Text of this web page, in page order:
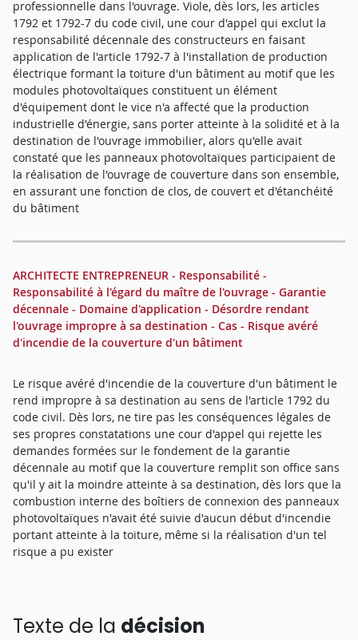
professionnelle dans l'ouvrage. Viole, dès lors, les articles
1792 et 1792-7 du code civil, une cour d'appel qui exclut la
responsabilité décennale des constructeurs en faisant
application de l'article 1792-7 à l'installation de production
électrique formant la toiture d'un bâtiment au motif que les
modules photovoltaïques constituent un élément
d'équipement dont le vice n'a affecté que la production
industrielle d'énergie, sans porter atteinte à la solidité et à la
destination de l'ouvrage immobilier, alors qu'elle avait
constaté que les panneaux photovoltaïques participaient de
la réalisation de l'ouvrage de couverture dans son ensemble,
en assurant une fonction de clos, de couvert et d'étanchéité
du bâtiment
ARCHITECTE ENTREPRENEUR - Responsabilité -
Responsabilité à l'égard du maître de l'ouvrage - Garantie
décennale - Domaine d'application - Désordre rendant
l'ouvrage impropre à sa destination - Cas - Risque avéré
d'incendie de la couverture d'un bâtiment
Le risque avéré d'incendie de la couverture d'un bâtiment le
rend impropre à sa destination au sens de l'article 1792 du
code civil. Dès lors, ne tire pas les conséquences légales de
ses propres constatations une cour d'appel qui rejette les
demandes formées sur le fondement de la garantie
décennale au motif que la couverture remplit son office sans
qu'il y ait la moindre atteinte à sa destination, dès lors que la
combustion interne des boîtiers de connexion des panneaux
photovoltaïques n'avait été suivie d'aucun début d'incendie
portant atteinte à la toiture, même si la réalisation d'un tel
risque a pu exister
Texte de la décision